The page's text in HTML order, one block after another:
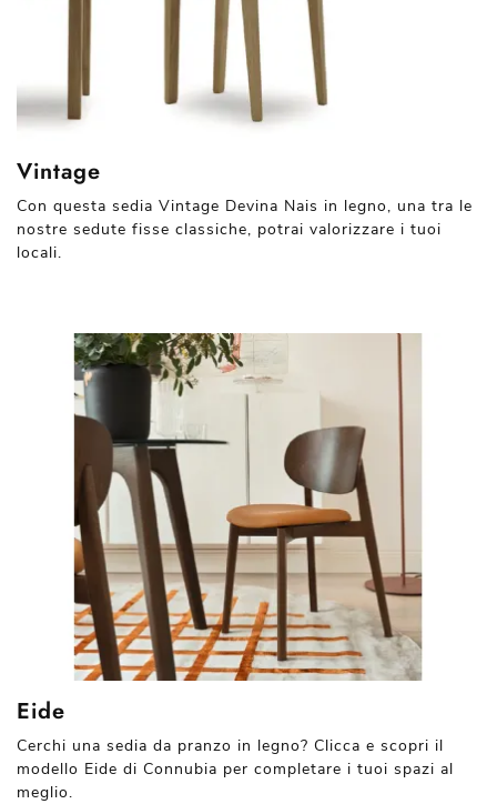
Vintage
Con questa sedia Vintage Devina Nais in legno, una tra le
nostre sedute fisse classiche, potrai valorizzare i tuoi
locali.
Eide
Cerchi una sedia da pranzo in legno? Clicca e scopri il
modello Eide di Connubia per completare i tuoi spazi al
meglio.